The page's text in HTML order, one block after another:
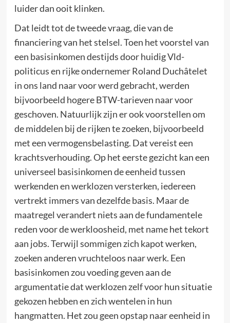
luider dan ooit klinken.
Dat leidt tot de tweede vraag, die van de
financiering van het stelsel. Toen het voorstel van
een basisinkomen destijds door huidig Vld-
politicus en rijke ondernemer Roland Duchâtelet
in ons land naar voor werd gebracht, werden
bijvoorbeeld hogere BTW-tarieven naar voor
geschoven. Natuurlijk zijn er ook voorstellen om
de middelen bij de rijken te zoeken, bijvoorbeeld
met een vermogensbelasting. Dat vereist een
krachtsverhouding. Op het eerste gezicht kan een
universeel basisinkomen de eenheid tussen
werkenden en werklozen versterken, iedereen
vertrekt immers van dezelfde basis. Maar de
maatregel verandert niets aan de fundamentele
reden voor de werkloosheid, met name het tekort
aan jobs. Terwijl sommigen zich kapot werken,
zoeken anderen vruchteloos naar werk. Een
basisinkomen zou voeding geven aan de
argumentatie dat werklozen zelf voor hun situatie
gekozen hebben en zich wentelen in hun
hangmatten. Het zou geen opstap naar eenheid in